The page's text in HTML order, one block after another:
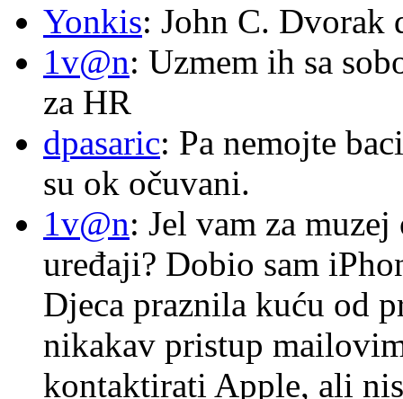
Yonkis: John C. Dvorak
1v@n: Uzmem ih sa
za HR
dpasaric: Pa nemojte
su ok očuvani.
1v@n: Jel vam za
uređaji? Dobio sam
Djeca praznila kuću od
nikakav pristup
kontaktirati Apple, ali